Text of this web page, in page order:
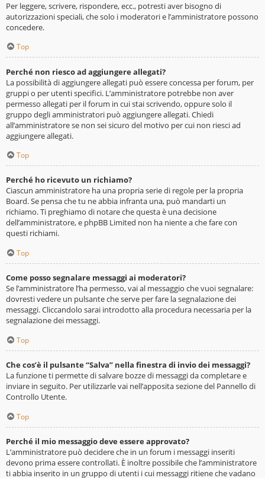
Per leggere, scrivere, rispondere, ecc., potresti aver bisogno di
autorizzazioni speciali, che solo i moderatori e l’amministratore possono
concedere.
Top
Perché non riesco ad aggiungere allegati?
La possibilità di aggiungere allegati può essere concessa per forum, per
gruppi o per utenti specifici. L’amministratore potrebbe non aver
permesso allegati per il forum in cui stai scrivendo, oppure solo il
gruppo degli amministratori può aggiungere allegati. Chiedi
all’amministratore se non sei sicuro del motivo per cui non riesci ad
aggiungere allegati.
Top
Perché ho ricevuto un richiamo?
Ciascun amministratore ha una propria serie di regole per la propria
Board. Se pensa che tu ne abbia infranta una, può mandarti un
richiamo. Ti preghiamo di notare che questa è una decisione
dell’amministratore, e phpBB Limited non ha niente a che fare con
questi richiami.
Top
Come posso segnalare messaggi ai moderatori?
Se l’amministratore l’ha permesso, vai al messaggio che vuoi segnalare:
dovresti vedere un pulsante che serve per fare la segnalazione dei
messaggi. Cliccandolo sarai introdotto alla procedura necessaria per la
segnalazione dei messaggi.
Top
Che cos’è il pulsante “Salva” nella finestra di invio dei messaggi?
La funzione ti permette di salvare bozze di messaggi da completare e
inviare in seguito. Per utilizzarle vai nell’apposita sezione del Pannello di
Controllo Utente.
Top
Perché il mio messaggio deve essere approvato?
L’amministratore può decidere che in un forum i messaggi inseriti
devono prima essere controllati. È inoltre possibile che l’amministratore
ti abbia inserito in un gruppo di utenti i cui messaggi ritiene che vadano